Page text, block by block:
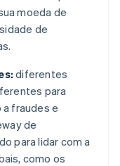
moeda de
de
diferentes
para
fraudes e
de
para lidar com a
como os